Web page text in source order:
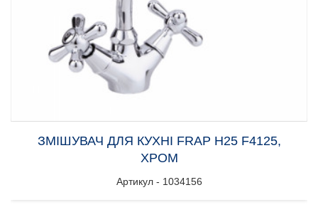
ЗМІШУВАЧ ДЛЯ КУХНІ FRAP H25 F4125,
ХРОМ
Артикул - 1034156